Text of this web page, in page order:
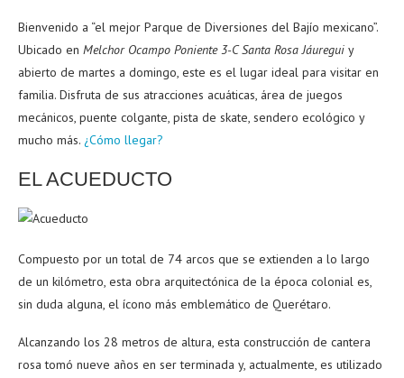
Bienvenido a “el mejor Parque de Diversiones del Bajío mexicano”.
Ubicado en Melchor Ocampo Poniente 3-C Santa Rosa Jáuregui y
abierto de martes a domingo, este es el lugar ideal para visitar en
familia. Disfruta de sus atracciones acuáticas, área de juegos
mecánicos, puente colgante, pista de skate, sendero ecológico y
mucho más. ¿Cómo llegar?
EL ACUEDUCTO
Compuesto por un total de 74 arcos que se extienden a lo largo
de un kilómetro, esta obra arquitectónica de la época colonial es,
sin duda alguna, el ícono más emblemático de Querétaro.
Alcanzando los 28 metros de altura, esta construcción de cantera
rosa tomó nueve años en ser terminada y, actualmente, es utilizado